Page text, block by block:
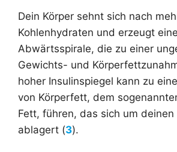
Dein Körper sehnt sich nach
Kohlenhydraten und erzeugt eine
Abwärtsspirale, die zu einer
Gewichts- und
hoher Insulinspiegel kann zu
von Körperfett, dem
Fett, führen, das sich um deinen
ablagert (3).